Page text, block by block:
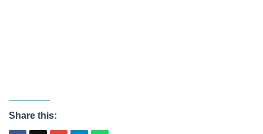
Share this: